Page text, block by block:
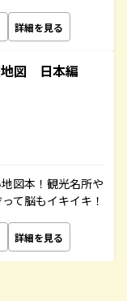
詳細を見る
図 日本編
図本！観光名所や
て脳もイキイキ！
詳細を見る